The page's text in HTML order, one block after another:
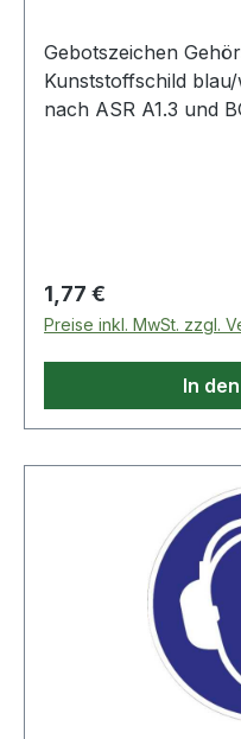
Gebotszeichen
Kunststoffschild
nach ASR A1.3 und
Regulärer Preis:
1,77 €
Preise inkl. MwSt. zzgl.
In